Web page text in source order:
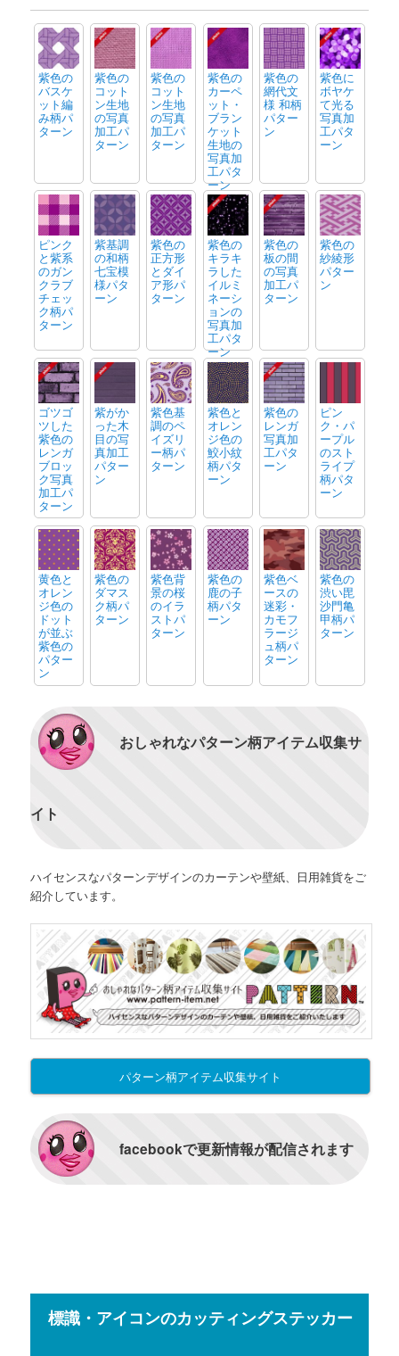
紫色の
バスケ
ット編
み柄パ
ターン
紫色の
コット
ン生地
の写真
加工パ
ターン
紫色の
コット
ン生地
の写真
加工パ
ターン
紫色の
カーペ
ット・
ブラン
ケット
生地の
写真加
工パタ
ーン
紫色の
網代文
様 和柄
パター
ン
紫色に
ボヤケ
て光る
写真加
工パタ
ーン
ピンク
と紫系
のガン
クラブ
チェッ
ク柄パ
ターン
紫基調
の和柄
七宝模
様パタ
ーン
紫色の
正方形
とダイ
ア形パ
ターン
紫色の
キラキ
ラした
イルミ
ネーシ
ョンの
写真加
工パタ
ーン
紫色の
板の間
の写真
加工パ
ターン
紫色の
紗綾形
パター
ン
ゴツゴ
ツした
紫色の
レンガ
ブロッ
ク写真
加工パ
ターン
紫がか
った木
目の写
真加工
パター
ン
紫色基
調のペ
イズリ
ー柄パ
ターン
紫色と
オレン
ジ色の
鮫小紋
柄パタ
ーン
紫色の
レンガ
写真加
工パタ
ーン
ピン
ク・パ
ープル
のスト
ライプ
柄パタ
ーン
黄色と
オレン
ジ色の
ドット
が並ぶ
紫色の
パター
ン
紫色の
ダマス
ク柄パ
ターン
紫色背
景の桜
のイラ
ストパ
ターン
紫色の
鹿の子
柄パタ
ーン
紫色ベ
ースの
迷彩・
カモフ
ラージ
ュ柄パ
ターン
紫色の
渋い毘
沙門亀
甲柄パ
ターン
おしゃれなパターン柄アイテム収集サ
イト
ハイセンスなパターンデザインのカーテンや壁紙、日用雑貨をご
紹介しています。
パターン柄アイテム収集サイト
facebookで更新情報が配信されます
標識・アイコンのカッティングステッカー